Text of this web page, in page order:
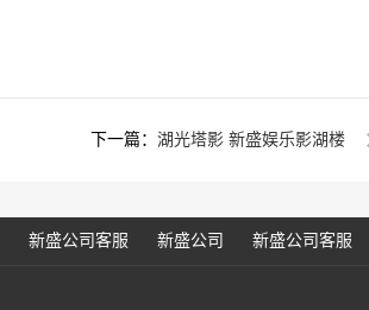
下一篇： 湖光塔影 新盛娱乐影湖楼
新盛公司客服 新盛公司 新盛公司客服